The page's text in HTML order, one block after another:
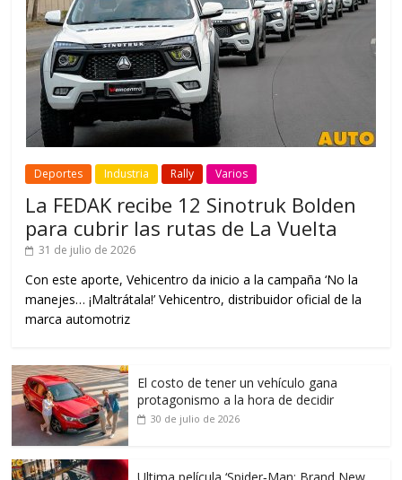
Deportes Industria Rally Varios
La FEDAK recibe 12 Sinotruk Bolden
para cubrir las rutas de La Vuelta
31 de julio de 2026
Con este aporte, Vehicentro da inicio a la campaña ‘No la
manejes… ¡Maltrátala!’ Vehicentro, distribuidor oficial de la
marca automotriz
El costo de tener un vehículo gana
protagonismo a la hora de decidir
30 de julio de 2026